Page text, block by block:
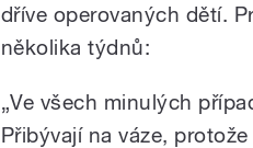
dříve operovaných dětí.
několika týdnů:
„Ve všech minulých
Přibývají na váze,